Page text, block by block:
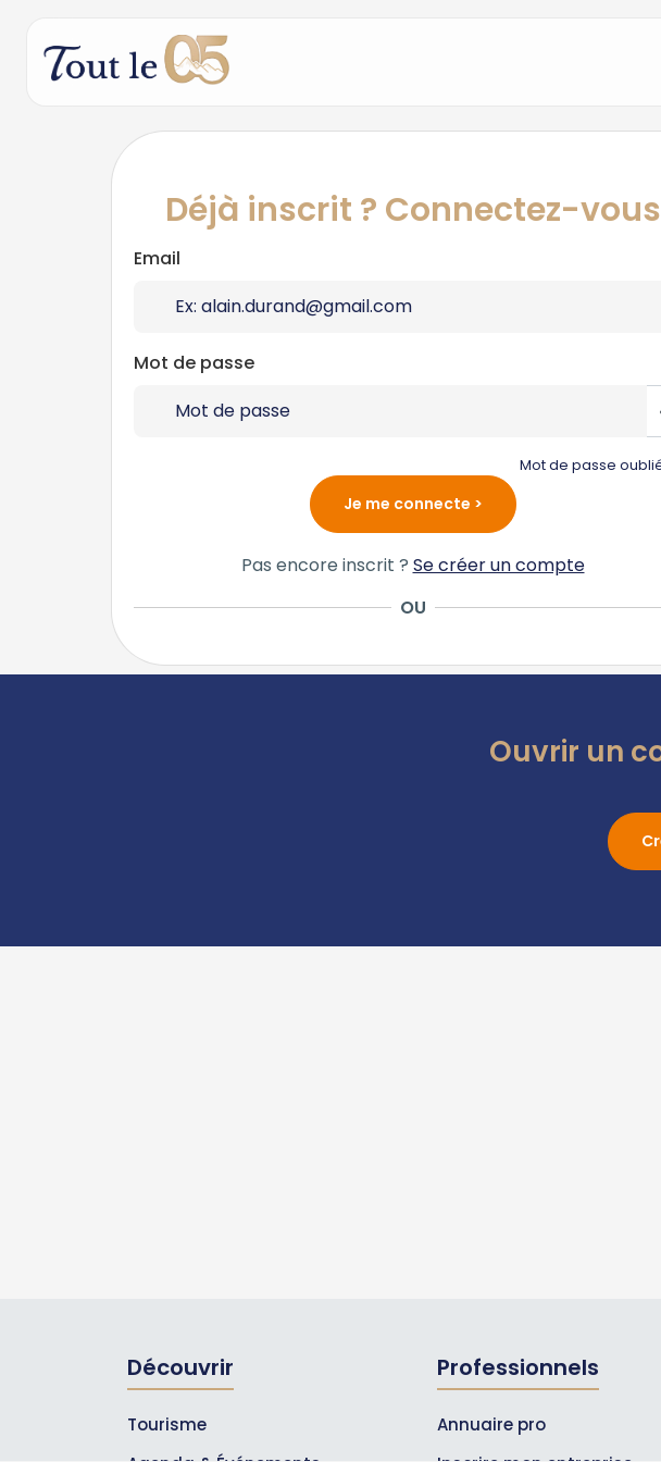
Déjà inscrit ? Connectez-vous
Email
Mot de passe
Mot de passe
Pas encore inscrit ? Se créer un compte
OU
Ouvrir un
Découvrir
Tourisme
Professionnels
Annuaire pro